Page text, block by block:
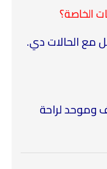
الخاصة؟
مع الحالات دي.
وموحد لراحة